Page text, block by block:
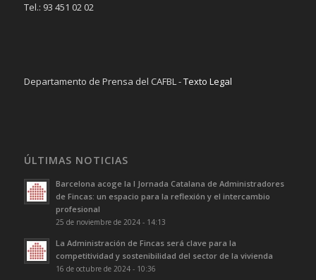
Tel.: 93 451 02 02
Departamento de Prensa del CAFBL -Texto Legal
ÚLTIMAS NOTICIAS
Barcelona acoge la I Jornada Catalana de Administradores
de Fincas: un espacio para la reflexión y el intercambio
profesional
25 de noviembre de 2024 - 14:13
La Administración de Fincas será clave para la
competitividad y sostenibilidad del sector de la vivienda
16 de octubre de 2024 - 10:36